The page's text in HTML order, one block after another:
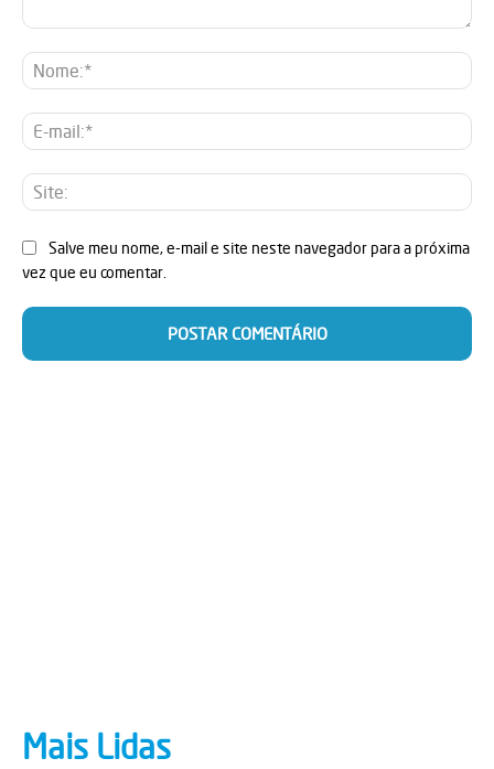
E-
Salve meu nome, e-mail e site neste navegador para a próxima
vez que eu comentar.
Mais Lidas